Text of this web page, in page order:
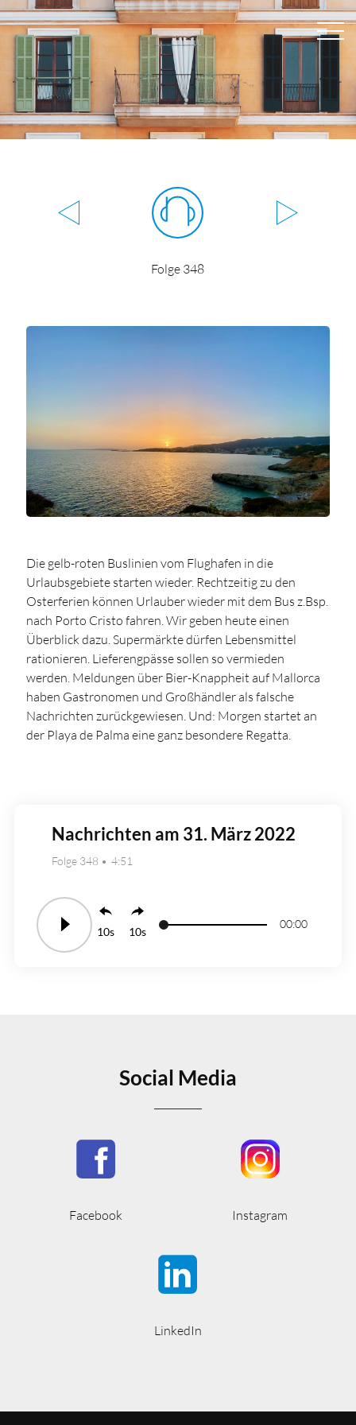
Folge 348
Die gelb-roten Buslinien vom Flughafen in die
Urlaubsgebiete starten wieder. Rechtzeitig zu den
Osterferien können Urlauber wieder mit dem Bus z.Bsp.
nach Porto Cristo fahren. Wir geben heute einen
Überblick dazu. Supermärkte dürfen Lebensmittel
rationieren. Lieferengpässe sollen so vermieden
werden. Meldungen über Bier-Knappheit auf Mallorca
haben Gastronomen und Großhändler als falsche
Nachrichten zurückgewiesen. Und: Morgen startet an
der Playa de Palma eine ganz besondere Regatta.
Nachrichten am 31. März 2022
Folge 348 4:51
10 10
00:00
Social Media
Facebook Instagram
LinkedIn